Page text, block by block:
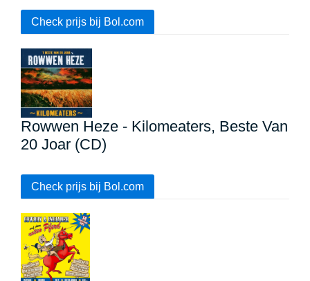
Check prijs bij Bol.com
Rowwen Heze - Kilomeaters, Beste Van
20 Joar (CD)
Check prijs bij Bol.com